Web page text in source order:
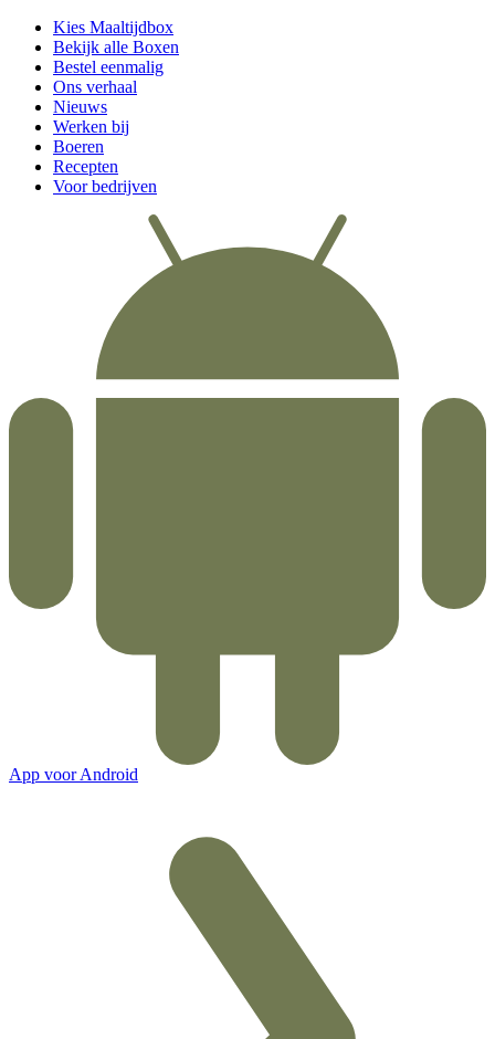
Kies Maaltijdbox
Bekijk alle Boxen
Bestel eenmalig
Ons verhaal
Nieuws
Werken bij
Boeren
Recepten
Voor bedrijven
App voor Android